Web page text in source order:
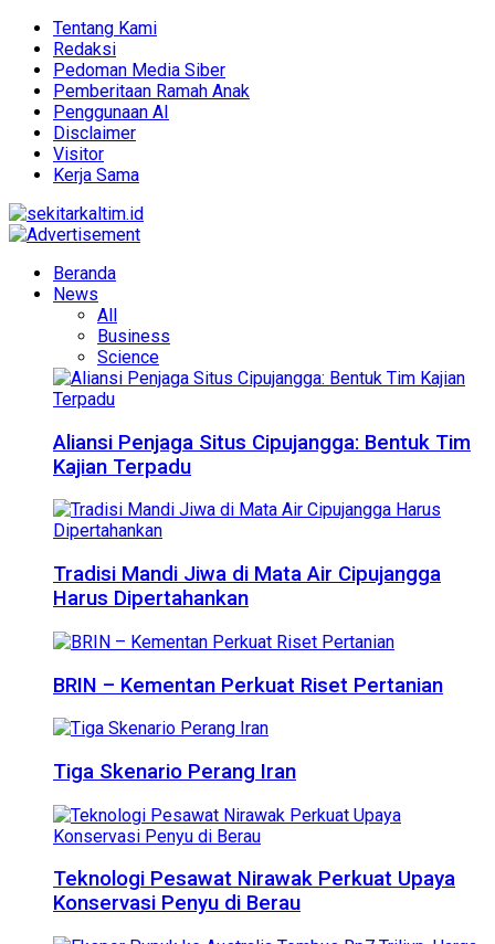
Tentang Kami
Redaksi
Pedoman Media Siber
Pemberitaan Ramah Anak
Penggunaan AI
Disclaimer
Visitor
Kerja Sama
Beranda
News
All
Business
Science
Aliansi Penjaga Situs Cipujangga: Bentuk Tim
Kajian Terpadu
Tradisi Mandi Jiwa di Mata Air Cipujangga
Harus Dipertahankan
BRIN – Kementan Perkuat Riset Pertanian
Tiga Skenario Perang Iran
Teknologi Pesawat Nirawak Perkuat Upaya
Konservasi Penyu di Berau